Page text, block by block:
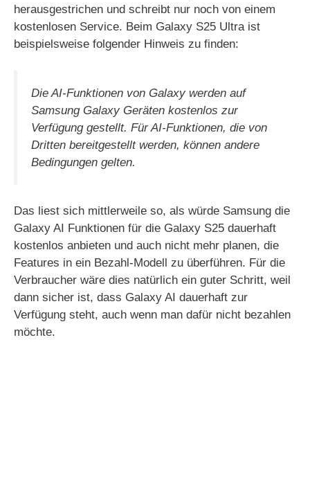
herausgestrichen und schreibt nur noch von einem
kostenlosen Service. Beim Galaxy S25 Ultra ist
beispielsweise folgender Hinweis zu finden:
Die AI-Funktionen von Galaxy werden auf
Samsung Galaxy Geräten kostenlos zur
Verfügung gestellt. Für AI-Funktionen, die von
Dritten bereitgestellt werden, können andere
Bedingungen gelten.
Das liest sich mittlerweile so, als würde Samsung die
Galaxy AI Funktionen für die Galaxy S25 dauerhaft
kostenlos anbieten und auch nicht mehr planen, die
Features in ein Bezahl-Modell zu überführen. Für die
Verbraucher wäre dies natürlich ein guter Schritt, weil
dann sicher ist, dass Galaxy AI dauerhaft zur
Verfügung steht, auch wenn man dafür nicht bezahlen
möchte.